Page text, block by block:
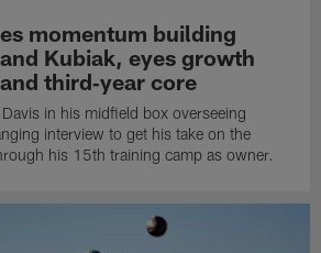
momentum building
Kubiak, eyes growth
third‑year core
in his midfield box overseeing
interview to get his take on the
his 15th training camp as owner.